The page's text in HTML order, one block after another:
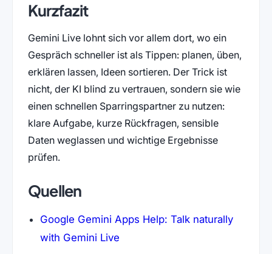
Kurzfazit
Gemini Live lohnt sich vor allem dort, wo ein
Gespräch schneller ist als Tippen: planen, üben,
erklären lassen, Ideen sortieren. Der Trick ist
nicht, der KI blind zu vertrauen, sondern sie wie
einen schnellen Sparringspartner zu nutzen:
klare Aufgabe, kurze Rückfragen, sensible
Daten weglassen und wichtige Ergebnisse
prüfen.
Quellen
Google Gemini Apps Help: Talk naturally
with Gemini Live(öffnet in neuem Tab)